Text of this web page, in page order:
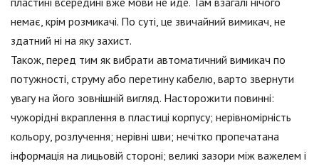
немає, крім розмикачі. По суті, це звичайний вимикач, не
здатний ні на яку захист.
Також, перед тим як вибрати автоматичний вимикач по
потужності, струму або перетину кабелю, варто звернути
увагу на його зовнішній вигляд. Насторожити повинні:
чужорідні вкраплення в пластиці корпусу; нерівномірність
кольору, розлучення; нерівні шви; нечітко пропечатана
інформація на лицьовій стороні; великі зазори між важелем і